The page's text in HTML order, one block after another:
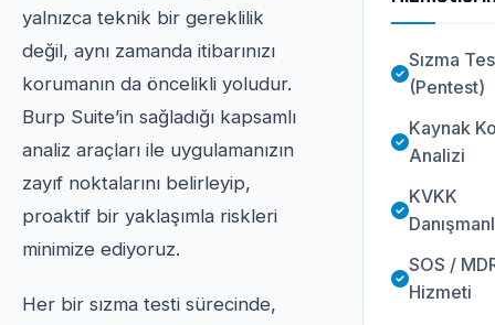
yalnızca teknik bir gereklilik
değil, aynı zamanda itibarınızı
korumanın da öncelikli yoludur.
Burp Suite’in sağladığı kapsamlı
analiz araçları ile uygulamanızın
zayıf noktalarını belirleyip,
proaktif bir yaklaşımla riskleri
minimize ediyoruz.
Her bir sızma testi sürecinde,
Sızma
(Pentest)
Kaynak
Analizi
KVKK
SOS /
Hizmeti